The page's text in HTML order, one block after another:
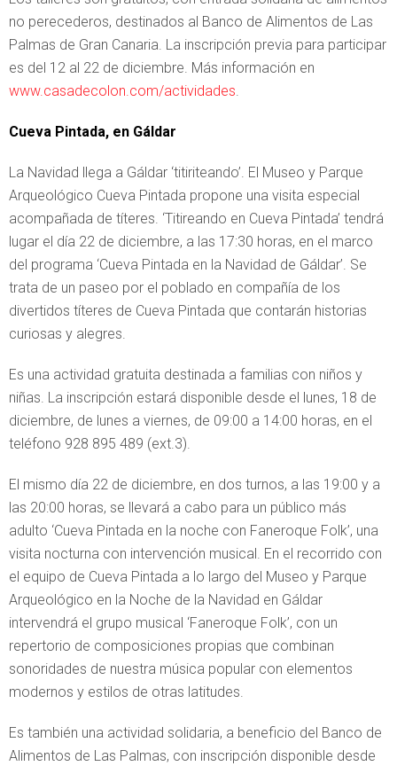
no perecederos, destinados al Banco de Alimentos de Las
Palmas de Gran Canaria. La inscripción previa para participar
es del 12 al 22 de diciembre. Más información en
www.casadecolon.com/actividades.
Cueva Pintada, en Gáldar
La Navidad llega a Gáldar ‘titiriteando’. El Museo y Parque
Arqueológico Cueva Pintada propone una visita especial
acompañada de títeres. ‘Titireando en Cueva Pintada’ tendrá
lugar el día 22 de diciembre, a las 17:30 horas, en el marco
del programa ‘Cueva Pintada en la Navidad de Gáldar’. Se
trata de un paseo por el poblado en compañía de los
divertidos títeres de Cueva Pintada que contarán historias
curiosas y alegres.
Es una actividad gratuita destinada a familias con niños y
niñas. La inscripción estará disponible desde el lunes, 18 de
diciembre, de lunes a viernes, de 09:00 a 14:00 horas, en el
teléfono 928 895 489 (ext.3).
El mismo día 22 de diciembre, en dos turnos, a las 19:00 y a
las 20:00 horas, se llevará a cabo para un público más
adulto ‘Cueva Pintada en la noche con Faneroque Folk’, una
visita nocturna con intervención musical. En el recorrido con
el equipo de Cueva Pintada a lo largo del Museo y Parque
Arqueológico en la Noche de la Navidad en Gáldar
intervendrá el grupo musical ‘Faneroque Folk’, con un
repertorio de composiciones propias que combinan
sonoridades de nuestra música popular con elementos
modernos y estilos de otras latitudes.
Es también una actividad solidaria, a beneficio del Banco de
Alimentos de Las Palmas, con inscripción disponible desde